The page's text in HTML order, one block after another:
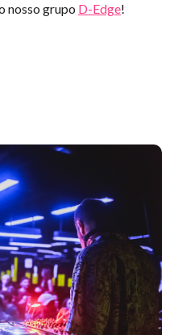
nosso grupo D-Edge!